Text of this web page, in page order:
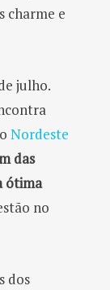
charme e
julho.
Nordeste
das
ótima
no
dos